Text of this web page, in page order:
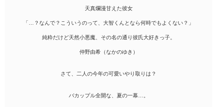
天真爛漫甘えた彼女
「…？なんで？こういうのって、大智くんとなら何時でもよくない？」
純粋だけど天然小悪魔、その名の通り彼氏大好きっ子。
仲野由希（なかのゆき）
さて、二人の今年の可愛いやり取りは？
バカップル全開な、夏の一幕…。